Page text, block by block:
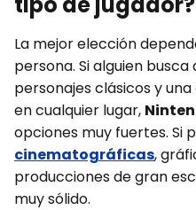
La mejor elección
persona. Si alguien
personajes clásicos y
en cualquier lugar,
opciones muy fuertes. Si
cinematográficas,
producciones de gran
muy sólido.